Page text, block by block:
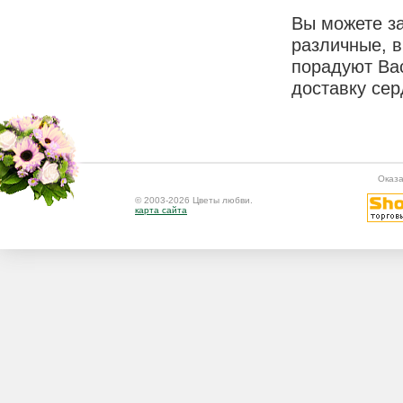
Вы можете
различные,
порадуют
доставку
© 2003-2026 Цветы любви.
карта сайта